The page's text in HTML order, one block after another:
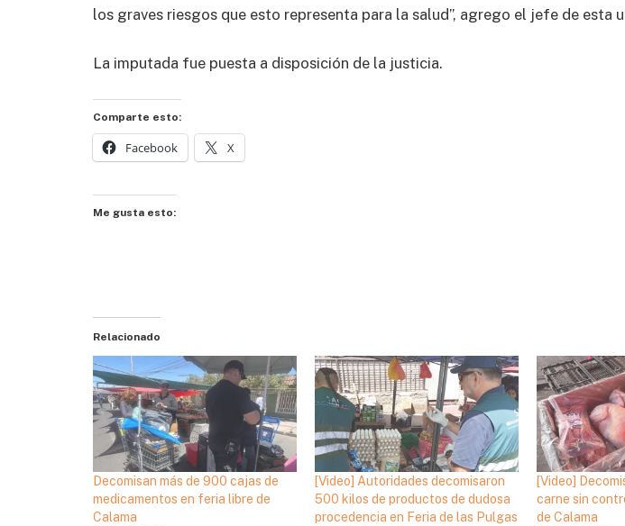
los graves riesgos que esto representa para la salud”, agrego el jefe de esta
La imputada fue puesta a disposición de la justicia.
Comparte esto:
Facebook X
Me gusta esto:
Relacionado
Decomisan más de 900 cajas de
medicamentos en feria libre de
Calama
[Video] Autoridades decomisaron
500 kilos de productos de dudosa
procedencia en Feria de las Pulgas
[Video]
carne sin
de Calama